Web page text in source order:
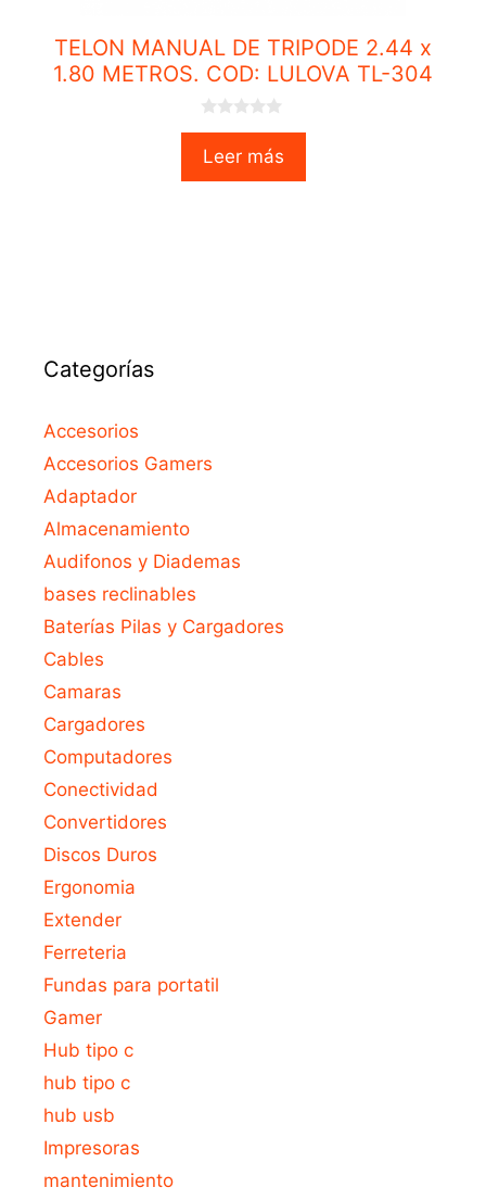
TELON MANUAL DE TRIPODE 2.44 x
1.80 METROS. COD: LULOVA TL-304
u
Leer más
Categorías
Accesorios
Accesorios Gamers
Adaptador
Almacenamiento
Audifonos y Diademas
bases reclinables
Baterías Pilas y Cargadores
Cables
Camaras
Cargadores
Computadores
Conectividad
Convertidores
Discos Duros
Ergonomia
Extender
Ferreteria
Fundas para portatil
Gamer
Hub tipo c
hub tipo c
hub usb
Impresoras
mantenimiento